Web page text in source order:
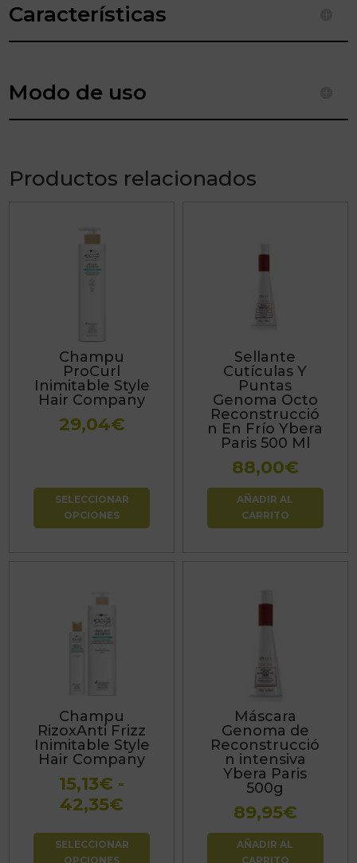
Características
Modo de uso
Productos relacionados
Champu
ProCurl
Inimitable Style
Hair Company
29,04€
SELECCIONAR
OPCIONES
producto
opciones
se
pueden
elegir
producto
Sellante
Cutículas Y
Puntas
Genoma Octo
Reconstrucció
n En Frío Ybera
Paris 500 Ml
88,00€
AÑADIR AL
CARRITO
Champu
RizoxAnti Frizz
Inimitable Style
Hair Company
15,13€ -
42,35€
precios:
SELECCIONAR
OPCIONES
opciones
se
pueden
elegir
página
Máscara
Genoma de
Reconstrucció
n intensiva
Ybera Paris
500g
89,95€
AÑADIR AL
CARRITO